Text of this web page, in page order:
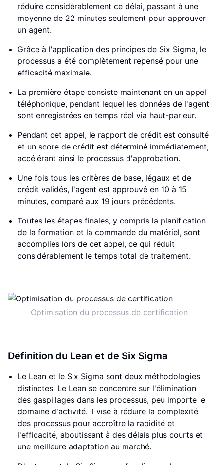
réduire considérablement ce délai, passant à une
moyenne de 22 minutes seulement pour approuver
un agent.
Grâce à l'application des principes de Six Sigma, le
processus a été complètement repensé pour une
efficacité maximale.
La première étape consiste maintenant en un appel
téléphonique, pendant lequel les données de l'agent
sont enregistrées en temps réel via haut-parleur.
Pendant cet appel, le rapport de crédit est consulté
et un score de crédit est déterminé immédiatement,
accélérant ainsi le processus d'approbation.
Une fois tous les critères de base, légaux et de
crédit validés, l'agent est approuvé en 10 à 15
minutes, comparé aux 19 jours précédents.
Toutes les étapes finales, y compris la planification
de la formation et la commande du matériel, sont
accomplies lors de cet appel, ce qui réduit
considérablement le temps total de traitement.
Optimisation du processus de certification
Définition du Lean et de Six Sigma
Le Lean et le Six Sigma sont deux méthodologies
distinctes. Le Lean se concentre sur l'élimination
des gaspillages dans les processus, peu importe le
domaine d'activité. Il vise à réduire la complexité
des processus pour accroître la rapidité et
l'efficacité, aboutissant à des délais plus courts et
une meilleure adaptation au marché.